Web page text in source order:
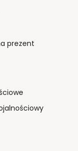
prezent